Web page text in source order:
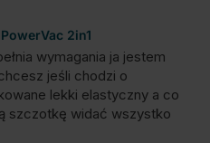
2in1
wymagania ja jestem
jeśli chodzi o
lekki elastyczny a co
szczotkę widać wszystko